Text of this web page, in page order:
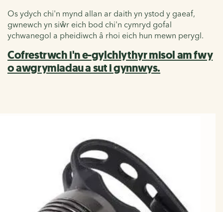
Os ydych chi'n mynd allan ar daith yn ystod y gaeaf,
gwnewch yn siŵr eich bod chi'n cymryd gofal
ychwanegol a pheidiwch â rhoi eich hun mewn perygl.
Cofrestrwch i'n e-gylchlythyr misol am fwy
o awgrymiadau a sut i gynnwys.